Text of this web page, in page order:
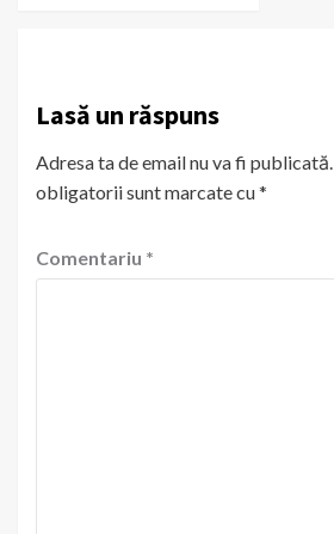
Lasă un răspuns
Adresa ta de email nu va fi publicată.
obligatorii sunt marcate cu*
Comentariu *